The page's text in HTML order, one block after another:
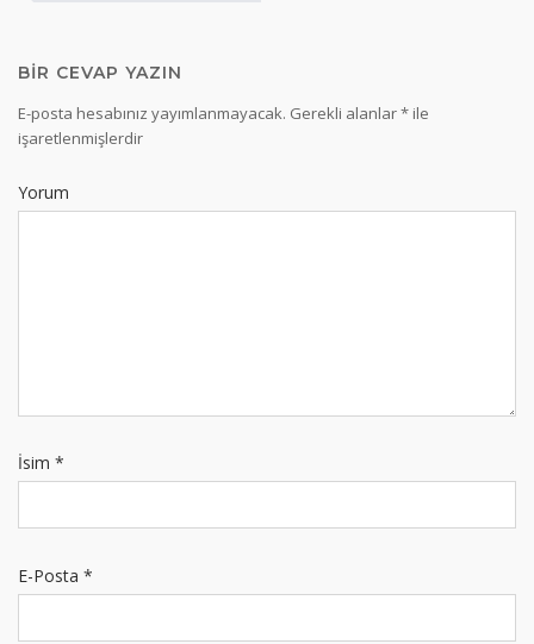
BIR CEVAP YAZIN
E-posta hesabınız yayımlanmayacak. Gerekli alanlar* ile
işaretlenmişlerdir
Yorum
İsim *
E-Posta *